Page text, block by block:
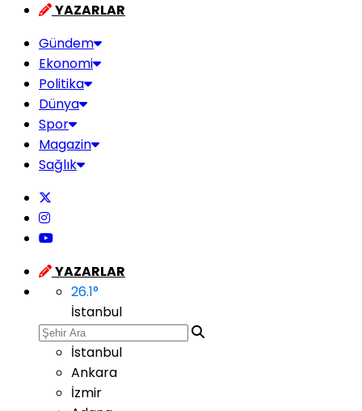
YAZARLAR
Gündem
Ekonomi
Politika
Dünya
Spor
Magazin
Sağlık
YAZARLAR
26.1°
İstanbul
İstanbul
Ankara
İzmir